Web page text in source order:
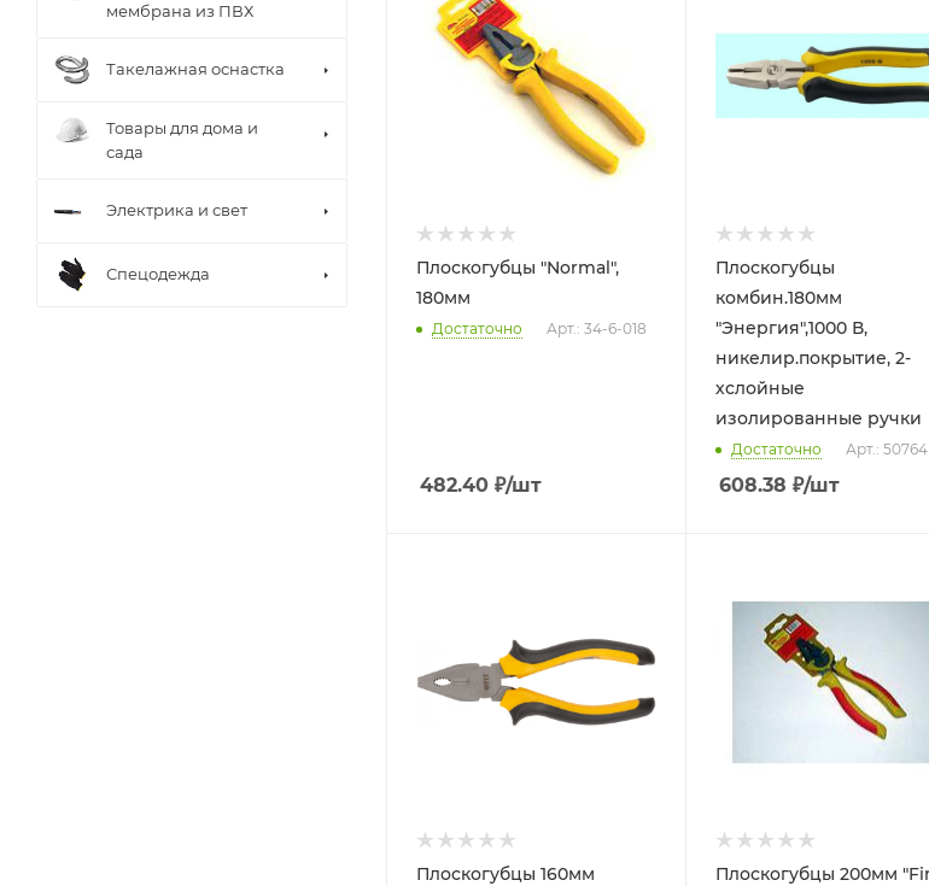
Плоскогубцы "Normal",
180мм
Достаточно Арт.: 34-6-018
482.40 ₽/шт
Плоскогубцы
комбин.180мм
"Энергия",1000 В,
никелир.покрытие, 2-
хслойные
изолированные ручки
Достаточно Арт.: 50764
608.38 ₽/шт
Плоскогубцы 160мм
Плоскогубцы 200мм "Fine"
мембрана из ПВХ
Такелажная оснастка
Товары для дома и
сада
Электрика и свет
Спецодежда